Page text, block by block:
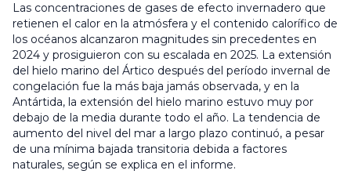
Las concentraciones de gases de efecto invernadero que
retienen el calor en la atmósfera y el contenido calorífico de
los océanos alcanzaron magnitudes sin precedentes en
2024 y prosiguieron con su escalada en 2025. La extensión
del hielo marino del Ártico después del período invernal de
congelación fue la más baja jamás observada, y en la
Antártida, la extensión del hielo marino estuvo muy por
debajo de la media durante todo el año. La tendencia de
aumento del nivel del mar a largo plazo continuó, a pesar
de una mínima bajada transitoria debida a factores
naturales, según se explica en el informe.